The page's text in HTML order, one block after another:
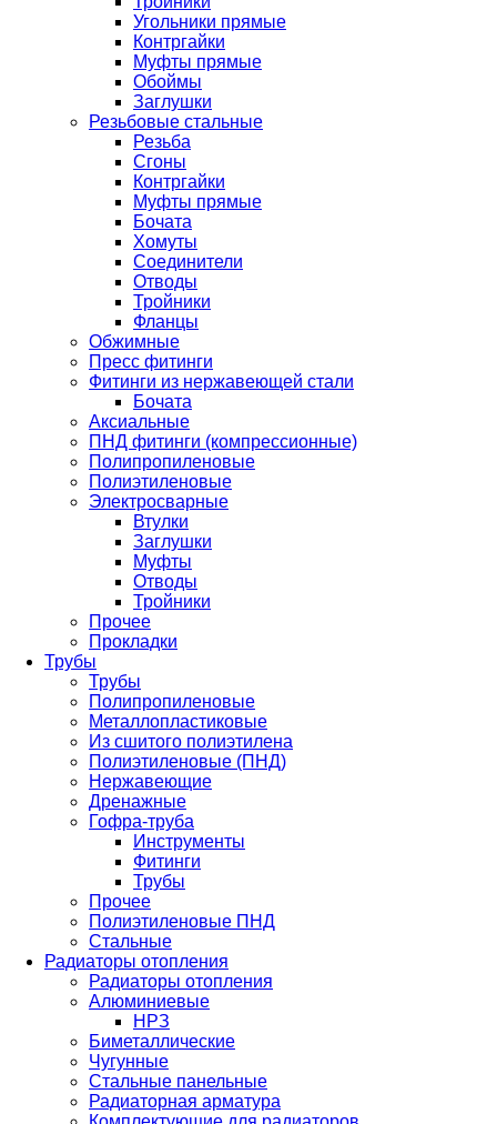
Угольники прямые
Контргайки
Муфты прямые
Обоймы
Заглушки
Резьбовые стальные
Резьба
Сгоны
Контргайки
Муфты прямые
Бочата
Хомуты
Соединители
Отводы
Тройники
Фланцы
Обжимные
Пресс фитинги
Фитинги из нержавеющей стали
Бочата
Аксиальные
ПНД фитинги (компрессионные)
Полипропиленовые
Полиэтиленовые
Электросварные
Втулки
Заглушки
Муфты
Отводы
Тройники
Прочее
Прокладки
Трубы
Трубы
Полипропиленовые
Металлопластиковые
Из сшитого полиэтилена
Полиэтиленовые (ПНД)
Нержавеющие
Дренажные
Гофра-труба
Инструменты
Фитинги
Трубы
Прочее
Полиэтиленовые ПНД
Стальные
Радиаторы отопления
Радиаторы отопления
Алюминиевые
НРЗ
Биметаллические
Чугунные
Стальные панельные
Радиаторная арматура